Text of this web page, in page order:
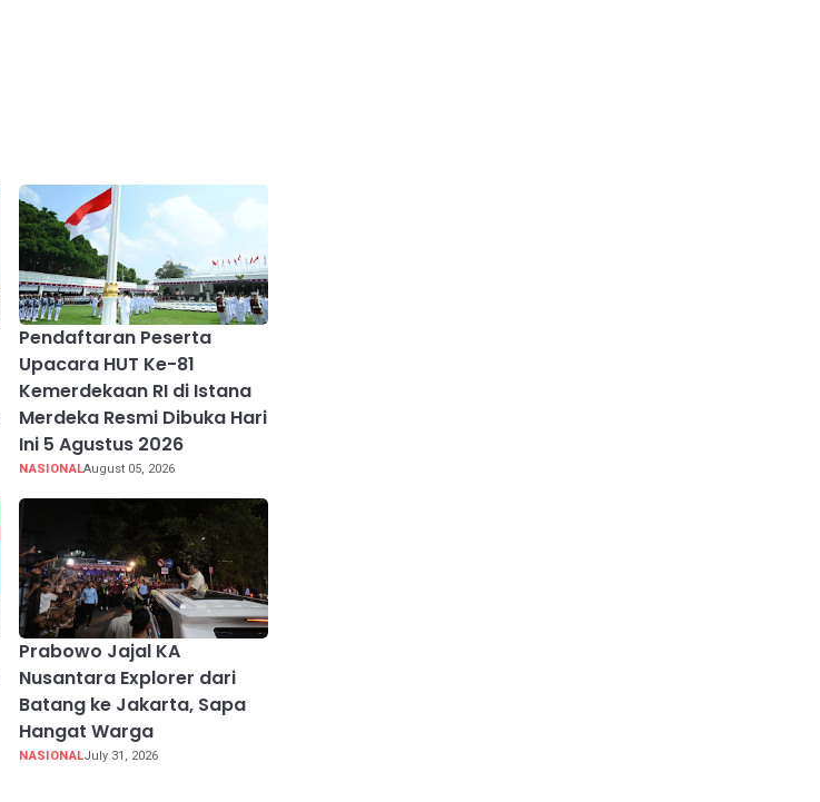
Pendaftaran Peserta
Upacara HUT Ke-81
Kemerdekaan RI di Istana
Merdeka Resmi Dibuka Hari
Ini 5 Agustus 2026
NASIONALAugust 05, 2026
Prabowo Jajal KA
Nusantara Explorer dari
Batang ke Jakarta, Sapa
Hangat Warga
NASIONALJuly 31, 2026